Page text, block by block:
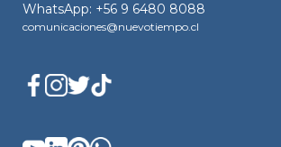
WhatsApp: +56 9 6480 8088
comunicaciones@nuevotiempo.cl